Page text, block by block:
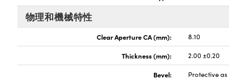
物理和機械特性
Clear Aperture CA (mm): 8.10
Thickness (mm): 2.00 ±0.20
Bevel: Protective as